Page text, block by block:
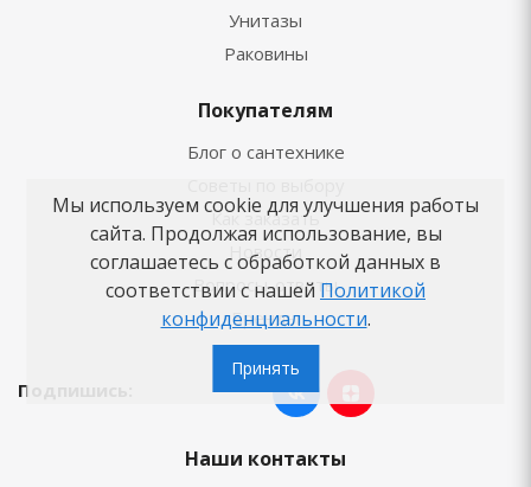
Унитазы
Раковины
Покупателям
Блог о сантехнике
Как заказать
Новости
Вопросы-ответы
Бренды
Подпишись:
Наши контакты
Мы используем cookie для улучшения работы
сайта. Продолжая использование, вы
соглашаетесь с обработкой данных в
соответствии с нашей Политикой
конфиденциальности.
Принять